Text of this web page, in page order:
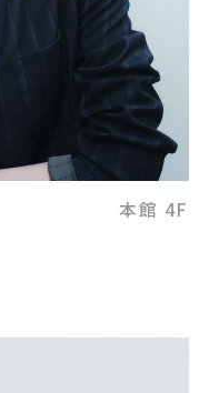
本館 4F